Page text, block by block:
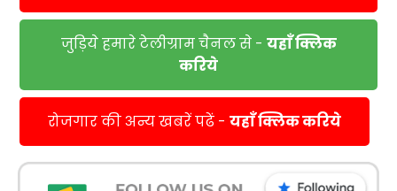
जुड़िये हमारे टेलीग्राम चैनल से - यहाँ क्लिक
करिये
रोजगार की अन्य खबरें पढें - यहाँ क्लिक करिये